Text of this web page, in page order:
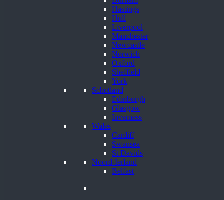
Hastings
Hull
Liverpool
Manchester
Newcastle
Norwich
Oxford
Sheffield
York
Schotland
Edinburgh
Glasgow
Inverness
Wales
Cardiff
Swansea
St Davids
Noord-Ierland
Belfast